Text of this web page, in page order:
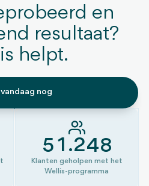
en
resultaat?
helpt.
nog
0
1
2
3
5
6
0
1
2
.
0
1
2
3
2
4
5
1
2
6
8
9
Klanten geholpen met het
Wellis-programma